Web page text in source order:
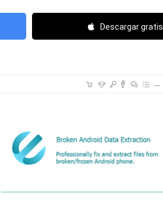
Descargar gratis